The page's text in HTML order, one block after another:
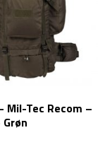
Mil-Tec Recom –